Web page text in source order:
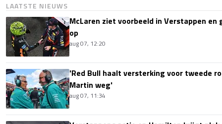
LAATSTE NIEUWS
McLaren ziet voorbeeld in Verstappen
op
aug 07, 12:20
'Red Bull haalt versterking voor tweede
Martin weg'
aug 07, 11:34